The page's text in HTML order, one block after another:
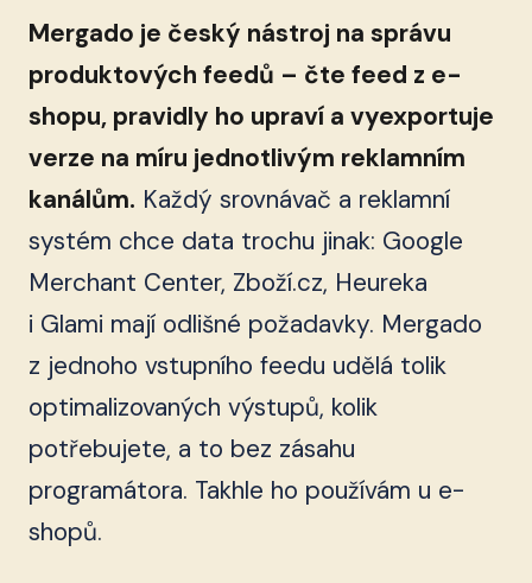
Mergado je český nástroj na správu
produktových feedů – čte feed z e-
shopu, pravidly ho upraví a vyexportuje
verze na míru jednotlivým reklamním
kanálům. Každý srovnávač a reklamní
systém chce data trochu jinak: Google
Merchant Center, Zboží.cz, Heureka
i Glami mají odlišné požadavky. Mergado
z jednoho vstupního feedu udělá tolik
optimalizovaných výstupů, kolik
potřebujete, a to bez zásahu
programátora. Takhle ho používám u e-
shopů.